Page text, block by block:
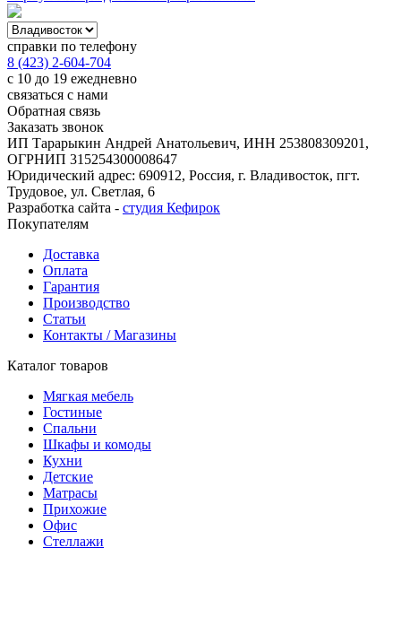
справки по телефону
8 (423) 2-604-704
с 10 до 19 ежедневно
связаться с нами
Обратная связь
Заказать звонок
ИП Тарарыкин Андрей Анатольевич, ИНН 253808309201,
ОГРНИП 315254300008647
Юридический адрес: 690912, Россия, г. Владивосток, пгт.
Трудовое, ул. Светлая, 6
Разработка сайта - студия Кефирок
Покупателям
Доставка
Оплата
Гарантия
Производство
Статьи
Контакты / Магазины
Каталог товаров
Мягкая мебель
Гостиные
Спальни
Шкафы и комоды
Кухни
Детские
Матрасы
Прихожие
Офис
Стеллажи